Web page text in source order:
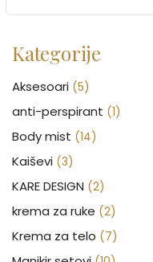
Kategorije
Aksesoari (5)
anti-perspirant (1)
Body mist (14)
Kaiševi (3)
KARE DESIGN (2)
krema za ruke (2)
Krema za telo (7)